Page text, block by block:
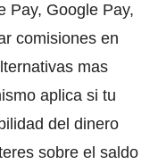
Pay, Google Pay,
comisiones en
mas
aplica si tu
del dinero
sobre el saldo